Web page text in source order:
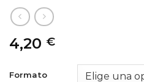
4,20 €
Formato